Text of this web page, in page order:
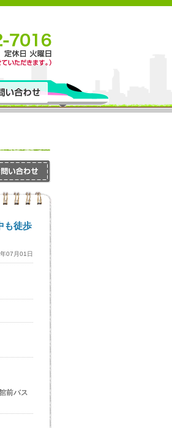
も徒歩
07月01日
前バス